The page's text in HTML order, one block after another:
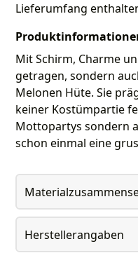
Lieferumfang
Mit Schirm, Charme
getragen, sondern
Melonen Hüte. Sie
keiner Kostümpartie
Mottopartys sondern
schon einmal eine
Herstellerangaben